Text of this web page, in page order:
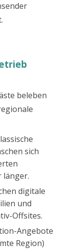
beleben
sich
länger.
digitale
und
Offsites.
Angebote
Region)